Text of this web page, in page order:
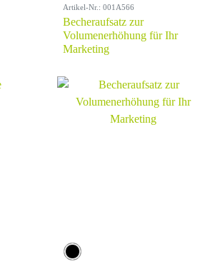
Artikel-Nr.: 001A566
Becheraufsatz zur
Volumenerhöhung für Ihr
Marketing